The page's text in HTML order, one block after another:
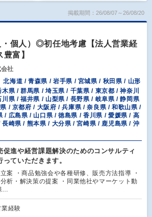
掲載期間：26/08/07～26/08/20
個人）◎初任地考慮【法人営業経
富】
社
北海道 / 青森県 / 岩手県 / 宮城県 / 秋田県 / 山形
県 / 群馬県 / 埼玉県 / 千葉県 / 東京都 / 神奈川
県 / 福井県 / 山梨県 / 長野県 / 岐阜県 / 静岡県
/ 京都府 / 大阪府 / 兵庫県 / 奈良県 / 和歌山県 /
/ 広島県 / 山口県 / 徳島県 / 香川県 / 愛媛県 / 高
崎県 / 熊本県 / 大分県 / 宮崎県 / 鹿児島県 / 沖
促進や経営課題解決のためのコンサルティ
っていただきます。
案 ・商品勉強会や各種研修、販売方法指導 ・
析・解決策の提案 ・同業他社やマーケット動
…
経験